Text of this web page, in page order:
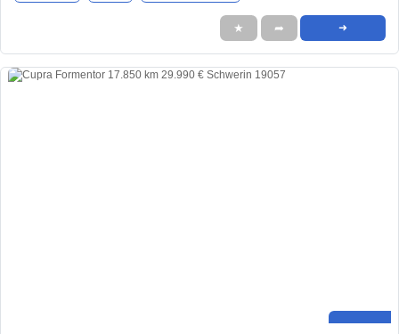
★ ➦ ➜